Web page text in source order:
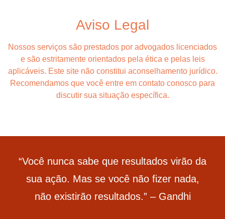
Aviso Legal
Nossos serviços são prestados por advogados licenciados
e são estritamente orientados pela ética e pelas leis
aplicáveis. Este site não constitui aconselhamento jurídico.
Recomendamos que você entre em contato conosco para
discutir sua situação específica.
“Você nunca sabe que resultados virão da
sua ação. Mas se você não fizer nada,
não existirão resultados.” – Gandhi